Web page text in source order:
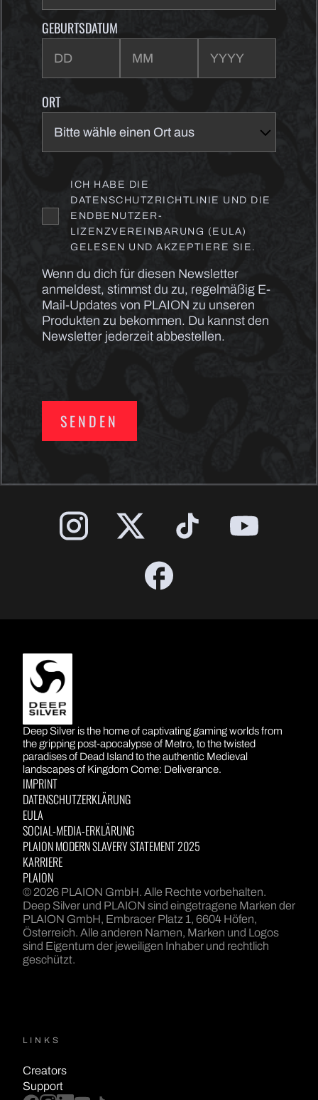
GEBURTSDATUM
ORT
ICH HABE DIE
DATENSCHUTZRICHTLINIE UND DIE
ENDBENUTZER-
LIZENZVEREINBARUNG (EULA)
GELESEN UND AKZEPTIERE SIE.
Wenn du dich für diesen Newsletter
anmeldest, stimmst du zu, regelmäßig E-
Mail-Updates von PLAION zu unseren
Produkten zu bekommen. Du kannst den
Newsletter jederzeit abbestellen.
SENDEN
DEEP SILVER
Deep Silver is the home of captivating gaming worlds from
the gripping post-apocalypse of Metro, to the twisted
paradises of Dead Island to the authentic Medieval
landscapes of Kingdom Come: Deliverance.
IMPRINT
DATENSCHUTZERKLÄRUNG
EULA
SOCIAL-MEDIA-ERKLÄRUNG
PLAION MODERN SLAVERY STATEMENT 2025
KARRIERE
PLAION
© 2026 PLAION GmbH. Alle Rechte vorbehalten.
Deep Silver und PLAION sind eingetragene Marken der
PLAION GmbH, Embracer Platz 1, 6604 Höfen,
Österreich. Alle anderen Namen, Marken und Logos
sind Eigentum der jeweiligen Inhaber und rechtlich
geschützt.
LINKS
Creators
Support